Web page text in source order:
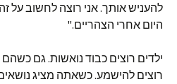
להעניש אותך. אני רוצה לחשוב על
היום אחרי הצהריים."
ילדים רוצים כבוד נואשות. גם
רוצים להישמע. כשאתה מציג